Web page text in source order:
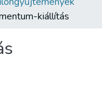
kiállítás